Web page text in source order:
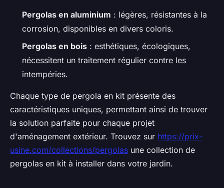
Pergolas en aluminium : légères, résistantes à la
corrosion, disponibles en divers coloris.
Pergolas en bois : esthétiques, écologiques,
nécessitent un traitement régulier contre les
intempéries.
Chaque type de pergola en kit présente des
caractéristiques uniques, permettant ainsi de trouver
la solution parfaite pour chaque projet
d'aménagement extérieur. Trouvez sur https://prix-
usine.com/collections/pergolas une collection de
pergolas en kit à installer dans votre jardin.